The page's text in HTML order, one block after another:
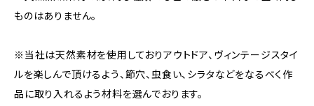
ものはありません。
※当社は天然素材を使用しておりアウトドア、ヴィンテージスタイ
ルを楽しんで頂けるよう、節穴、虫食い、シラタなどをなるべく作
品に取り入れるよう材料を選んでおります。